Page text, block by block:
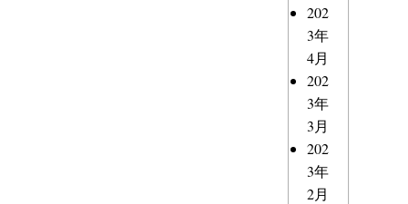
202
3年
4月
202
3年
3月
202
3年
2月